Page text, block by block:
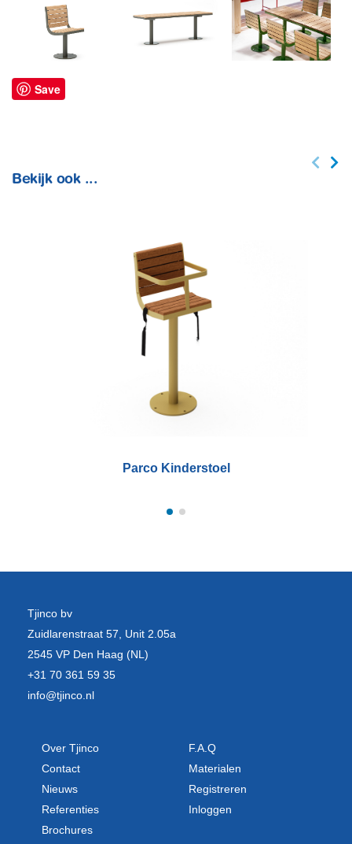
Save
Bekijk ook ...
Parco Kinderstoel
Tjinco bv
Zuidlarenstraat 57, Unit 2.05a
2545 VP Den Haag (NL)
+31 70 361 59 35
info@tjinco.nl
Over Tjinco
Contact
Nieuws
Referenties
Brochures
F.A.Q
Materialen
Registreren
Inloggen